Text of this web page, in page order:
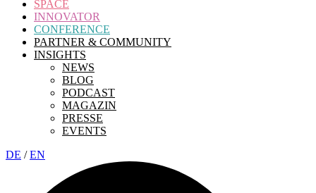
SPACE
INNOVATOR
CONFERENCE
PARTNER & COMMUNITY
INSIGHTS
NEWS
BLOG
PODCAST
MAGAZIN
PRESSE
EVENTS
DE /EN